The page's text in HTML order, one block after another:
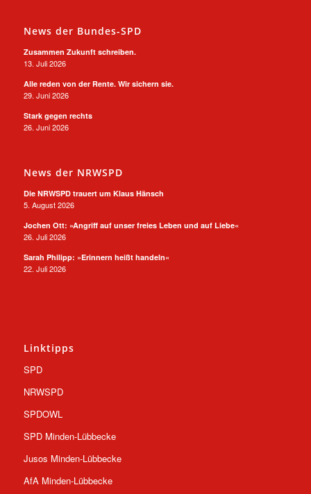
News der Bundes-SPD
Zusammen Zukunft schreiben.
13. Juli 2026
Alle reden von der Rente. Wir sichern sie.
29. Juni 2026
Stark gegen rechts
26. Juni 2026
News der NRWSPD
Die NRWSPD trauert um Klaus Hänsch
5. August 2026
Jochen Ott: »Angriff auf unser freies Leben und auf Liebe«
26. Juli 2026
Sarah Philipp: »Erinnern heißt handeln«
22. Juli 2026
Linktipps
SPD
NRWSPD
SPDOWL
SPD Minden-Lübbecke
Jusos Minden-Lübbecke
AfA Minden-Lübbecke